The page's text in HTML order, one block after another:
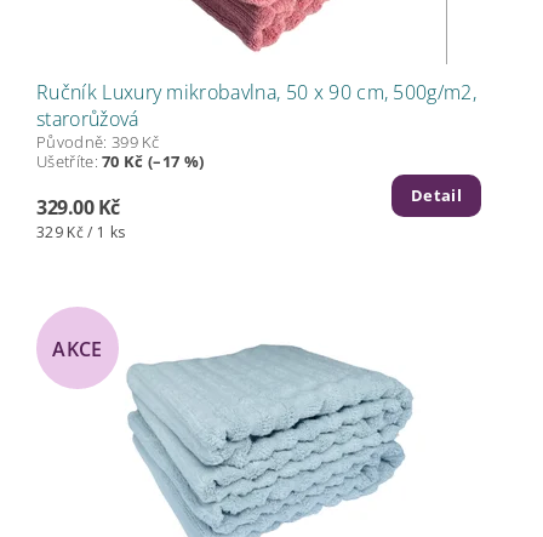
Ručník Luxury mikrobavlna, 50 x 90 cm, 500g/m2,
starorůžová
Původně: 399 Kč
Ušetříte:70 Kč (–17 %)
329.00 Kč
329 Kč / 1 ks
Detail
AKCE